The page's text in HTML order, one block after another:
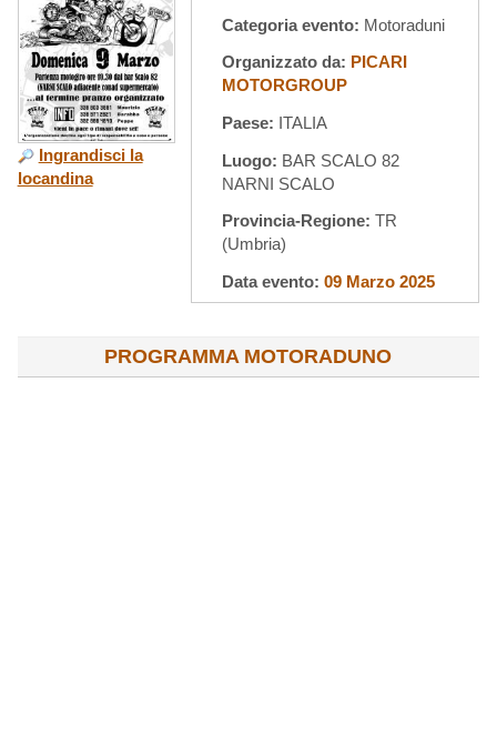
Ingrandisci la
locandina
Categoria evento: Motoraduni
Organizzato da: PICARI
MOTORGROUP
Paese: ITALIA
Luogo: BAR SCALO 82
NARNI SCALO
Provincia-Regione:TR
(Umbria)
Data evento: 09 Marzo 2025
PROGRAMMA MOTORADUNO